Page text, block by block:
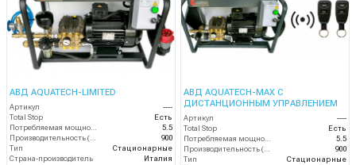
АВД AQUATECH-LIMITED
Артикул
----
Total Stop
Есть
Потребляемая мощность (кВт)
5.5
Производительность (л/ч)
900
Тип
Стационарные
Страна-производитель
Италия
АВД AQUATECH-MAX С
ДИСТАНЦИОННЫМ УПРАВЛЕНИЕМ
Артикул
----
Total Stop
Есть
Потребляемая мощность (кВт)
5.5
Производительность (л/ч)
900
Тип
Стационарные